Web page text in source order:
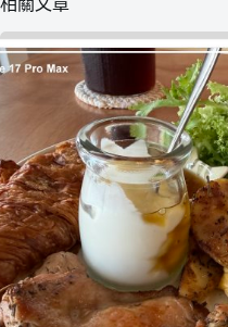
相關文章